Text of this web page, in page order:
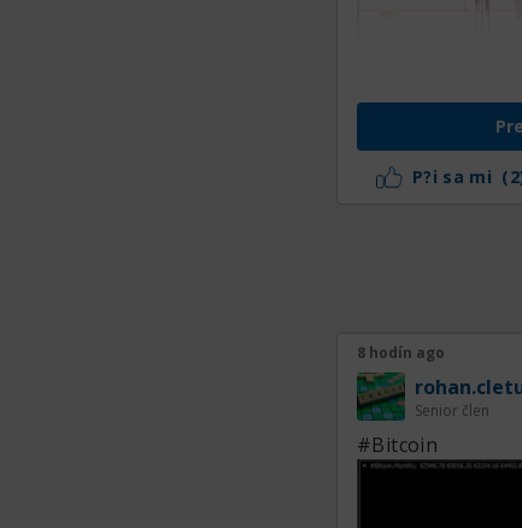
На данный
kĺzavý priemer
P?i sa mi
8 hodín ago
Senior člen
#Bitcoin